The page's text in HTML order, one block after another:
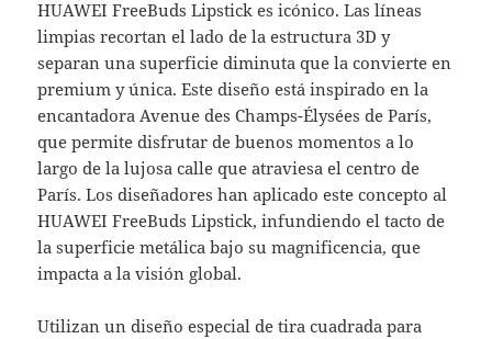
HUAWEI FreeBuds Lipstick es icónico. Las líneas
limpias recortan el lado de la estructura 3D y
separan una superficie diminuta que la convierte en
premium y única. Este diseño está inspirado en la
encantadora Avenue des Champs-Élysées de París,
que permite disfrutar de buenos momentos a lo
largo de la lujosa calle que atraviesa el centro de
París. Los diseñadores han aplicado este concepto al
HUAWEI FreeBuds Lipstick, infundiendo el tacto de
la superficie metálica bajo su magnificencia, que
impacta a la visión global.
Utilizan un diseño especial de tira cuadrada para